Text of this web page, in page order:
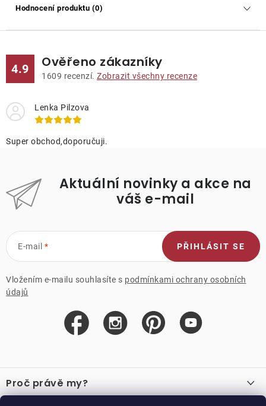
Hodnocení produktu (0)
4.9 Ověřeno zákazníky
1609 recenzí. Zobrazit všechny recenze
Lenka Pilzova
Super obchod,doporučuji.
Aktuální novinky a akce na
váš e-mail
E-mail
Vložením e-mailu souhlasíte s podmínkami ochrany osobních
údajů
PŘIHLÁSIT SE
á
pProč právě my?